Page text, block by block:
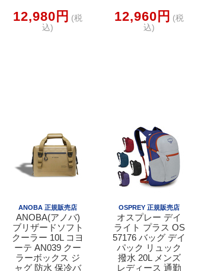
12,980円 (税
込)
12,960円 (税
込)
ANOBA 正規販売店
ANOBA(アノバ)
ブリザードソフト
クーラー 10L コヨ
ーテ AN039 クー
ラーボックス ジ
ャグ 防水 保冷バ
OSPREY 正規販売店
オスプレー デイ
ライト プラス OS
57176 バッグ デイ
パック リュック
撥水 20L メンズ
レディース 通勤